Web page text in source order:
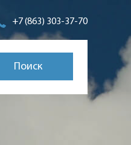
+7 (863) 303-37-70
Поиск